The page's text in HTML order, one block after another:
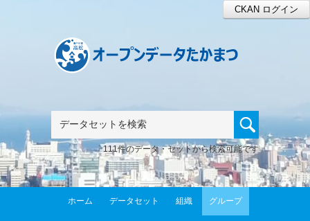
CKAN ログイン
111件のデータ・セットから検索可能です
ホーム データセット 組織 グループ